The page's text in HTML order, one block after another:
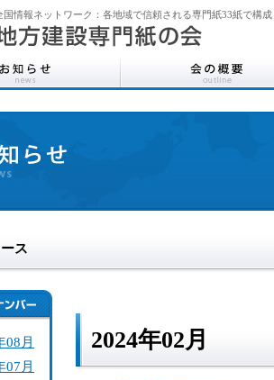
国情報ネットワーク：各地域で信頼される専門紙33紙で構成
ス
08月
07月
2024年02月